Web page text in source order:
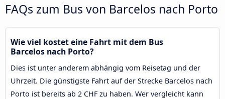
FAQs zum Bus von Barcelos nach Porto
Wie viel kostet eine Fahrt mit dem Bus
Barcelos nach Porto?
Dies ist unter anderem abhängig vom Reisetag und der
Uhrzeit. Die günstigste Fahrt auf der Strecke Barcelos nach
Porto ist bereits ab 2 CHF zu haben. Wer vergleicht kann